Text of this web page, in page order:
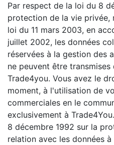
Par respect de la loi du 8
protection de la vie privée,
loi du 11 mars 2003, en
juillet 2002, les données
réservées à la gestion des
ne peuvent être transmises
Trade4you. Vous avez le
moment, à l'utilisation de
commerciales en le
exclusivement à
8 décembre 1992 sur la
relation avec les données